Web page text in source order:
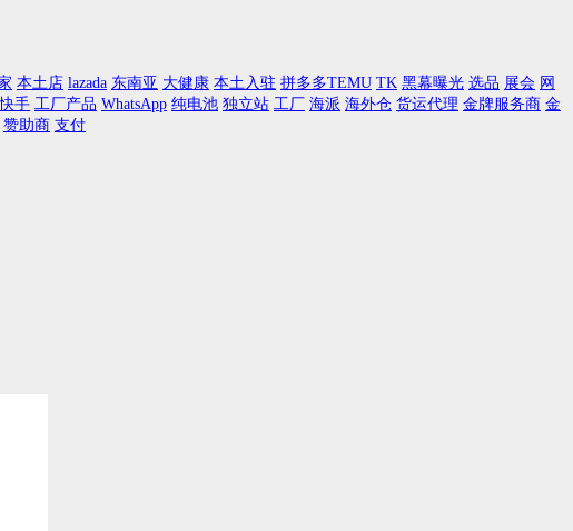
本土店 lazada 东南亚 大健康 本土入驻 拼多多TEMU TK 黑幕曝光 选品 展会 网
快手 工厂产品 WhatsApp 纯电池 独立站 工厂 海派 海外仓 货运代理 金牌服务商 金
赞助商 支付